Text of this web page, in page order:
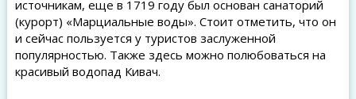
источникам, еще в 1719 году был основан санаторий
(курорт) «Марциальные воды». Стоит отметить, что он
и сейчас пользуется у туристов заслуженной
популярностью. Также здесь можно полюбоваться на
красивый водопад Кивач.